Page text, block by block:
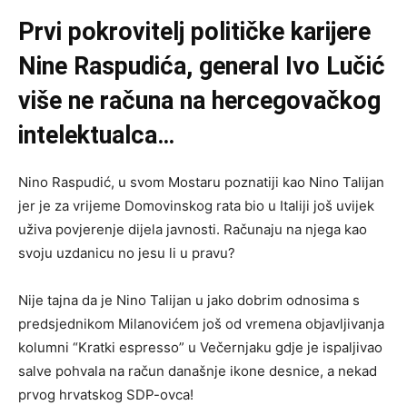
Prvi pokrovitelj političke karijere
Nine Raspudića, general Ivo Lučić
više ne računa na hercegovačkog
intelektualca…
Nino Raspudić, u svom Mostaru poznatiji kao Nino Talijan
jer je za vrijeme Domovinskog rata bio u Italiji još uvijek
uživa povjerenje dijela javnosti. Računaju na njega kao
svoju uzdanicu no jesu li u pravu?
Nije tajna da je Nino Talijan u jako dobrim odnosima s
predsjednikom Milanovićem još od vremena objavljivanja
kolumni “Kratki espresso” u Večernjaku gdje je ispaljivao
salve pohvala na račun današnje ikone desnice, a nekad
prvog hrvatskog SDP-ovca!